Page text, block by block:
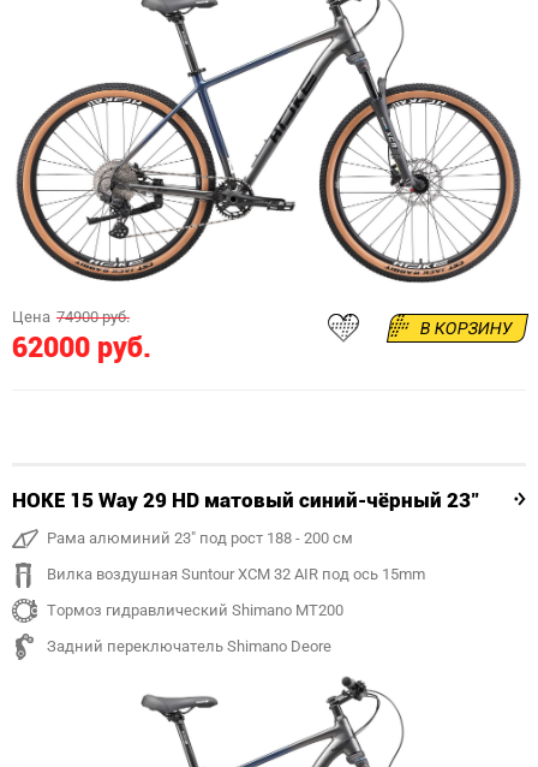
Цена 74900 руб.
62000 руб.
В КОРЗИНУ
HOKE 15 Way 29 HD матовый синий-чёрный 23"
Рама алюминий 23" под рост 188 - 200 см
Вилка воздушная Suntour XCM 32 AIR под ось 15mm
Тормоз гидравлический Shimano MT200
Задний переключатель Shimano Deore